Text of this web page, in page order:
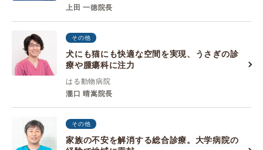
上田 一徳院長
その他
犬にも猫にも快適な空間を実現、うさぎの診
療や腫瘍科に注力
はる動物病院
瀧口 晴嵩院長
その他
家族の不安を解消する総合診療。大学病院の